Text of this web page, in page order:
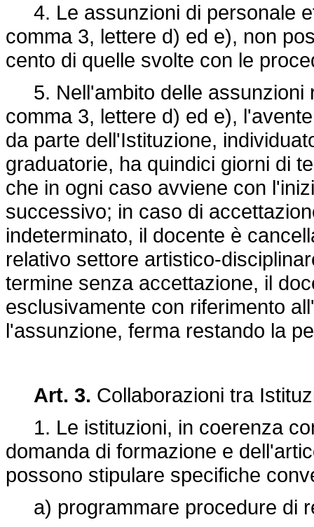
4. Le assunzioni di personale
comma 3, lettere d) ed e), non
cento di quelle svolte con le
5. Nell'ambito delle assunzioni
comma 3, lettere d) ed e),
da parte dell'Istituzione,
graduatorie, ha quindici giorni di
che in ogni caso avviene con
successivo; in caso di
indeterminato, il docente è
relativo settore artistico-
termine senza accettazione, il
esclusivamente con riferimento
l'assunzione, ferma restando la
Art. 3. Collaborazioni tra
1. Le istituzioni, in coerenza
domanda di formazione e
possono stipulare specifiche
a) programmare procedure di